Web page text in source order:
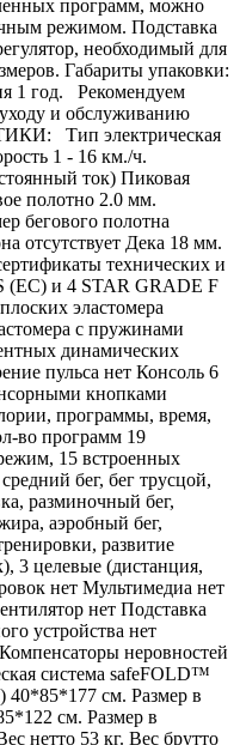
программ, можно
режимом. Подставка
необходимый для
Габариты упаковки:
1 год. Рекомендуем
и обслуживанию
Тип электрическая
1 - 16 км./ч.
ток) Пиковая
полотно 2.0 мм.
бегового полотна
отсутствует Дека 18 мм.
технических и
(ЕС) и 4 STAR GRADE F
эластомера
с пружинами
динамических
пульса нет Консоль 6
кнопками
программы, время,
во программ 19
15 встроенных
бег, бег трусцой,
разминочный бег,
аэробный бег,
развитие
3 целевые (дистанция,
нет Мультимедиа нет
нет Подставка
устройства нет
неровностей
система safeFOLD™
см. Размер в
см. Размер в
нетто 53 кг. Вес брутто